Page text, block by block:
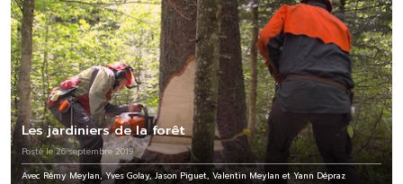
Les jardiniers de la forêt
Posté le 26 septembre 2019
Avec Rémy Meylan, Yves Golay, Jason Piguet, Valentin Meylan et Yann Dépraz